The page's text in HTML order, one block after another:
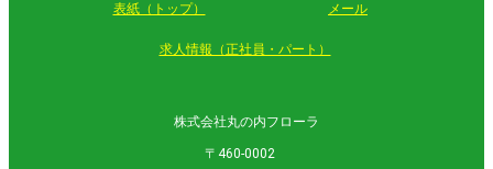
表紙（トップ） メール
求人情報（正社員・パート）
株式会社丸の内フローラ
〒460-0002